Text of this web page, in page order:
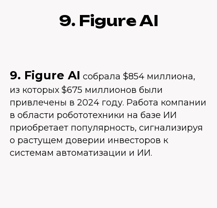
9. Figure AI
9. Figure AI собрала $854 миллиона,
из которых $675 миллионов были
привлечены в 2024 году. Работа компании
в области робототехники на базе ИИ
приобретает популярность, сигнализируя
о растущем доверии инвесторов к
системам автоматизации и ИИ.